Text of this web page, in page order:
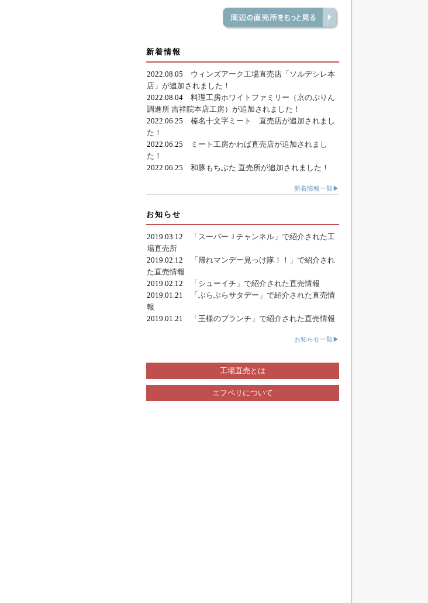
新着情報
2022.08.05 ウィンズアーク工場直売店「ソルデシレ本
店」が追加されました！
2022.08.04 料理工房ホワイトファミリー（京のぷりん
調進所 吉祥院本店工房）が追加されました！
2022.06.25 榛名十文字ミート 直売店が追加されまし
た！
2022.06.25
ミート工房かわば直売店が追加されまし
た！
2022.06.25 和豚もちぶた 直売所が追加されました！
新着情報一覧▶
お知らせ
2019.03.12
「スーパーＪチャンネル」で紹介された工
場直売所
2019.02.12
「帰れマンデー見っけ隊！！」で紹介され
た直売情報
2019.02.12
「シューイチ」で紹介された直売情報
2019.01.21
「ぶらぶらサタデー」で紹介された直売情
報
2019.01.21
「王様のブランチ」で紹介された直売情報
お知らせ一覧▶
工場直売とは
エフペリについて